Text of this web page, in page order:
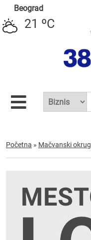
Beograd
21 ºC
Početna » Mačvanski okrug